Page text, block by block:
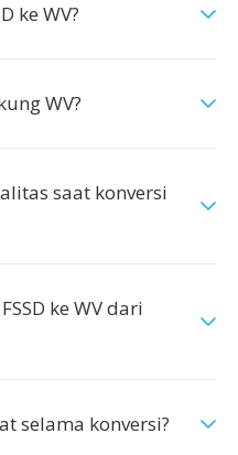
ke WV?
WV?
saat konversi
ke WV dari
selama konversi?